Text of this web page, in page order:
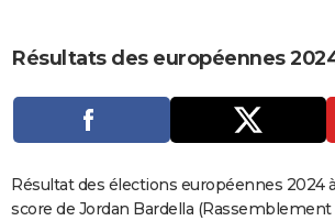
CARTE DE VOEUX
Carte de Noël
Carte Bonne année
Carte Saint-Valentin
Carte Pâques
Carte d'anniversaire
DICTIONNAIRE
Dictionnaire
Biographies
Citations
Expressions
Proverbes
PROGRAMME TV
COPAINS D'AVANT
Résultats des européennes
Résultat des élections européennes 2024 à
score de Jordan Bardella (Rassemblement